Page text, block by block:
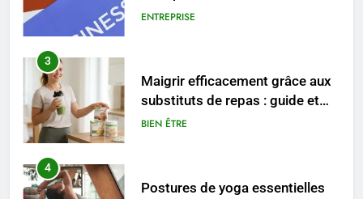
ENTREPRISE
3
Maigrir efficacement grâce aux
substituts de repas : guide et
conseils pratiques
BIEN ÊTRE
4
Postures de yoga essentielles